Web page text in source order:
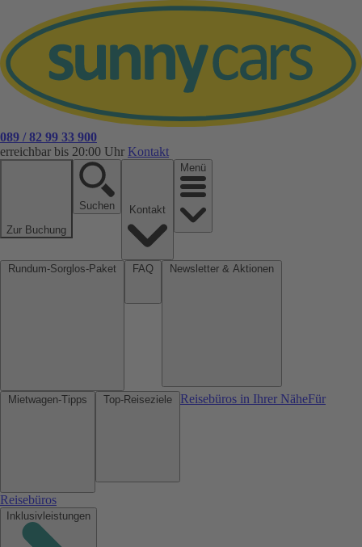
089 / 82 99 33 900
erreichbar bis 20:00 Uhr Kontakt
Zur Buchung
Suchen
Menü
Reisebüros in Ihrer NäheFür
Reisebüros
Inklusivleistungen